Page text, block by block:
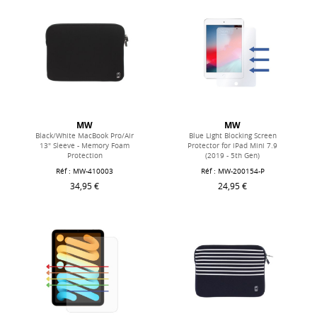
MW
Black/White MacBook Pro/Air
13" Sleeve - Memory Foam
Protection
Réf : MW-410003
34,95 €
MW
Blue Light Blocking Screen
Protector for iPad Mini 7.9
(2019 - 5th Gen)
Réf : MW-200154-P
24,95 €